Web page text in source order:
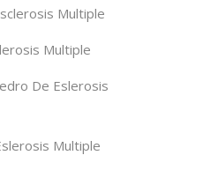
Multiple
Multiple
De Eslerosis
Multiple